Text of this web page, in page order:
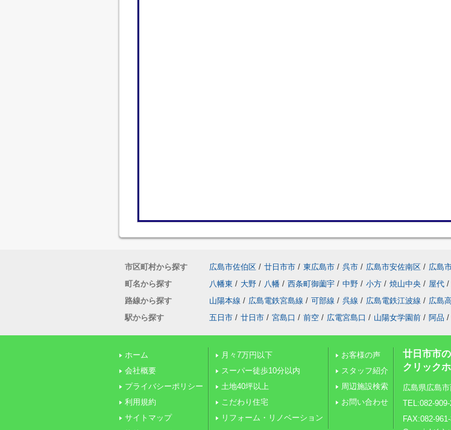
市区町村から探す 広島市佐伯区 / 廿日市市 / 東広島市 / 呉市 / 広島市安佐南区 / 広島
町名から探す
八幡東 / 大野 / 八幡 / 西条町御薗宇 / 中野 / 小方 / 焼山中央 / 屋代 /
路線から探す
山陽本線 / 広島電鉄宮島線 / 可部線 / 呉線 / 広島電鉄江波線 / 広島
駅から探す
五日市 / 廿日市 / 宮島口 / 前空 / 広電宮島口 / 山陽女学園前 / 阿品 /
ホーム
会社概要
プライバシーポリシー
利用規約
サイトマップ
月々7万円以下
スーパー徒歩10分以内
土地40坪以上
こだわり住宅
リフォーム・リノベーション
お客様の声
スタッフ紹介
周辺施設検索
お問い合わせ
廿日市市
クリック
広島県広島
TEL:082-
FAX:082-